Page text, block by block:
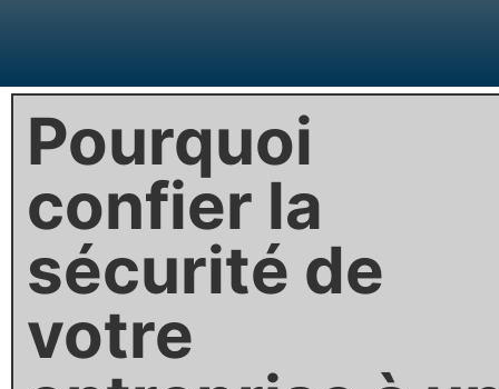
Pourquoi
confier la
sécurité de
votre